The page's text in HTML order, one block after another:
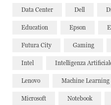
Data Center Dell
Education Epson
Futura City Gaming
Intel Intelligenza
Lenovo Machine Learning
Microsoft Notebook